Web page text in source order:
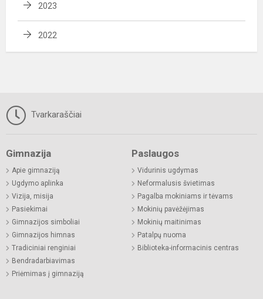
2023
2022
Tvarkaraščiai
Gimnazija
Apie gimnaziją
Ugdymo aplinka
Vizija, misija
Pasiekimai
Gimnazijos simboliai
Gimnazijos himnas
Tradiciniai renginiai
Bendradarbiavimas
Priėmimas į gimnaziją
Paslaugos
Vidurinis ugdymas
Neformalusis švietimas
Pagalba mokiniams ir tėvams
Mokinių pavėžėjimas
Mokinių maitinimas
Patalpų nuoma
Biblioteka-informacinis centras